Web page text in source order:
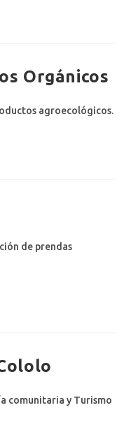
Orgánicos
agroecológicos.
de prendas
comunitaria y Turismo